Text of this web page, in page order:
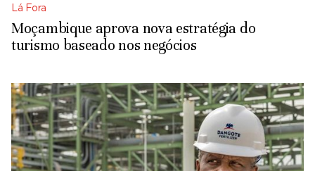
Lá Fora
Moçambique aprova nova estratégia do
turismo baseado nos negócios